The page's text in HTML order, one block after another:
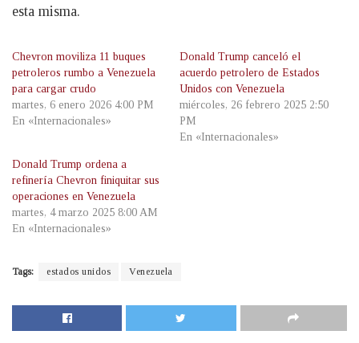
esta misma.
Chevron moviliza 11 buques
petroleros rumbo a Venezuela
para cargar crudo
martes, 6 enero 2026 4:00 PM
En «Internacionales»
Donald Trump canceló el
acuerdo petrolero de Estados
Unidos con Venezuela
miércoles, 26 febrero 2025 2:50
PM
En «Internacionales»
Donald Trump ordena a
refinería Chevron finiquitar sus
operaciones en Venezuela
martes, 4 marzo 2025 8:00 AM
En «Internacionales»
Tags: estados unidos Venezuela